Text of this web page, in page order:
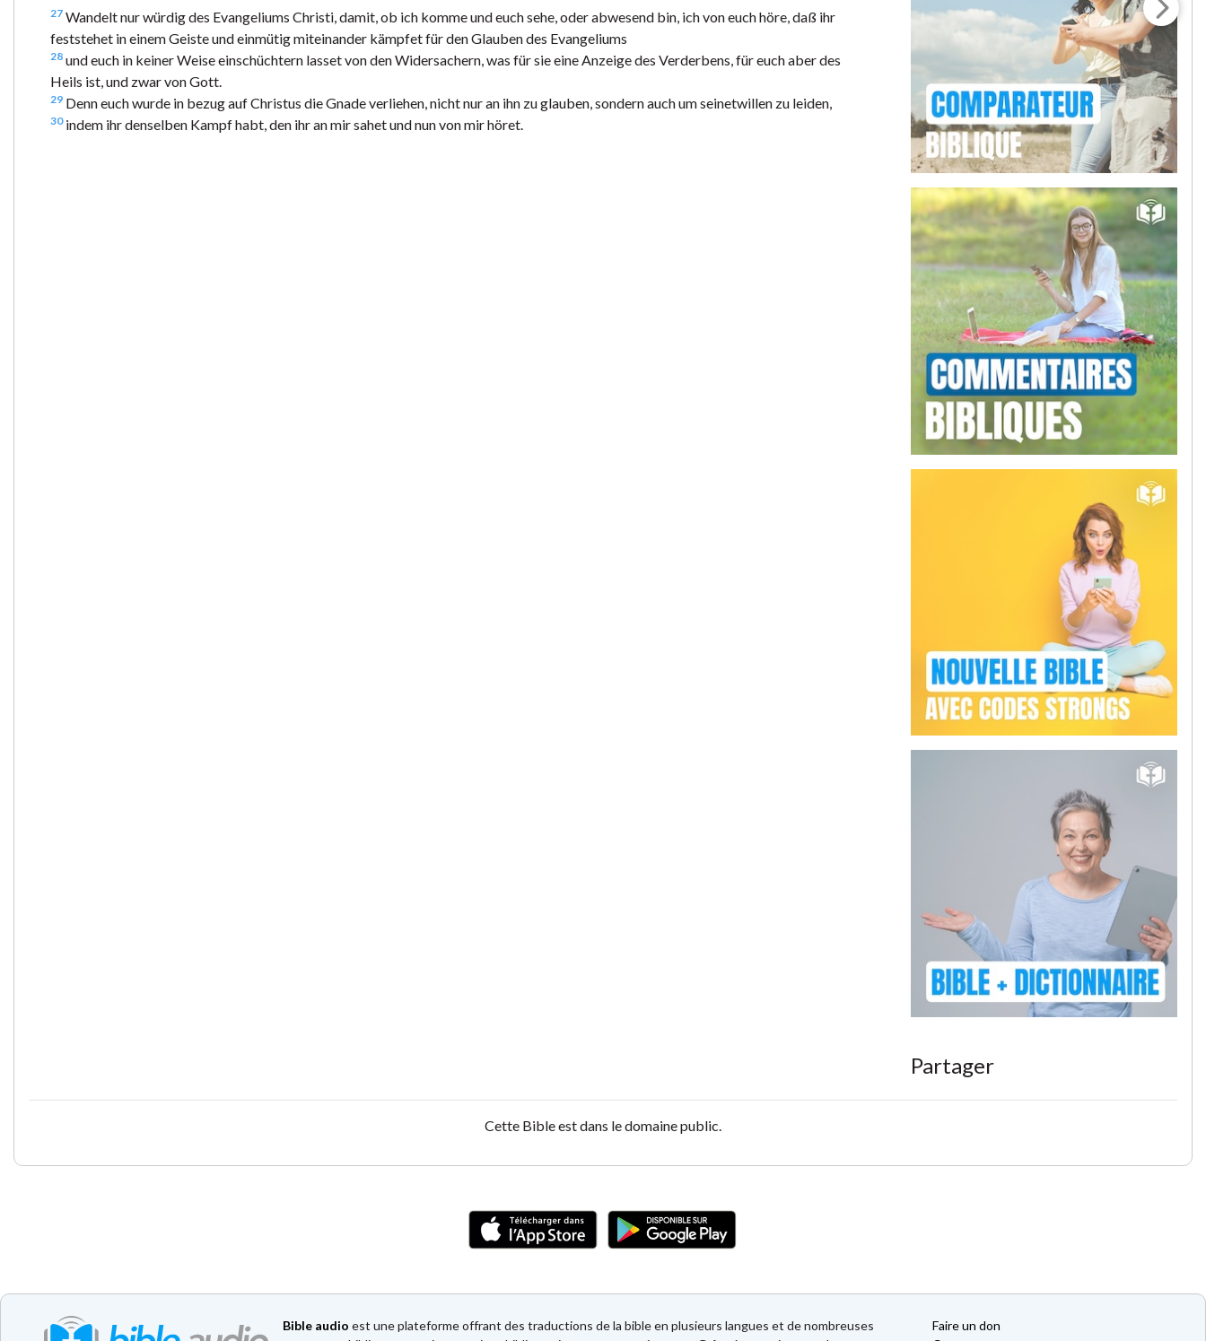
27 Wandelt nur würdig des Evangeliums Christi, damit, ob ich komme und euch sehe, oder abwesend bin, ich von euch höre, daß ihr
feststehet in einem Geiste und einmütig miteinander kämpfet für den Glauben des Evangeliums
28 und euch in keiner Weise einschüchtern lasset von den Widersachern, was für sie eine Anzeige des Verderbens, für euch aber des
Heils ist, und zwar von Gott.
29 Denn euch wurde in bezug auf Christus die Gnade verliehen, nicht nur an ihn zu glauben, sondern auch um seinetwillen zu leiden,
30indem ihr denselben Kampf habt, den ihr an mir sahet und nun von mir höret.
Partager
Cette Bible est dans le domaine public.
Bible audio est une plateforme offrant des traductions de la bible en plusieurs langues et de nombreuses
Faire un don